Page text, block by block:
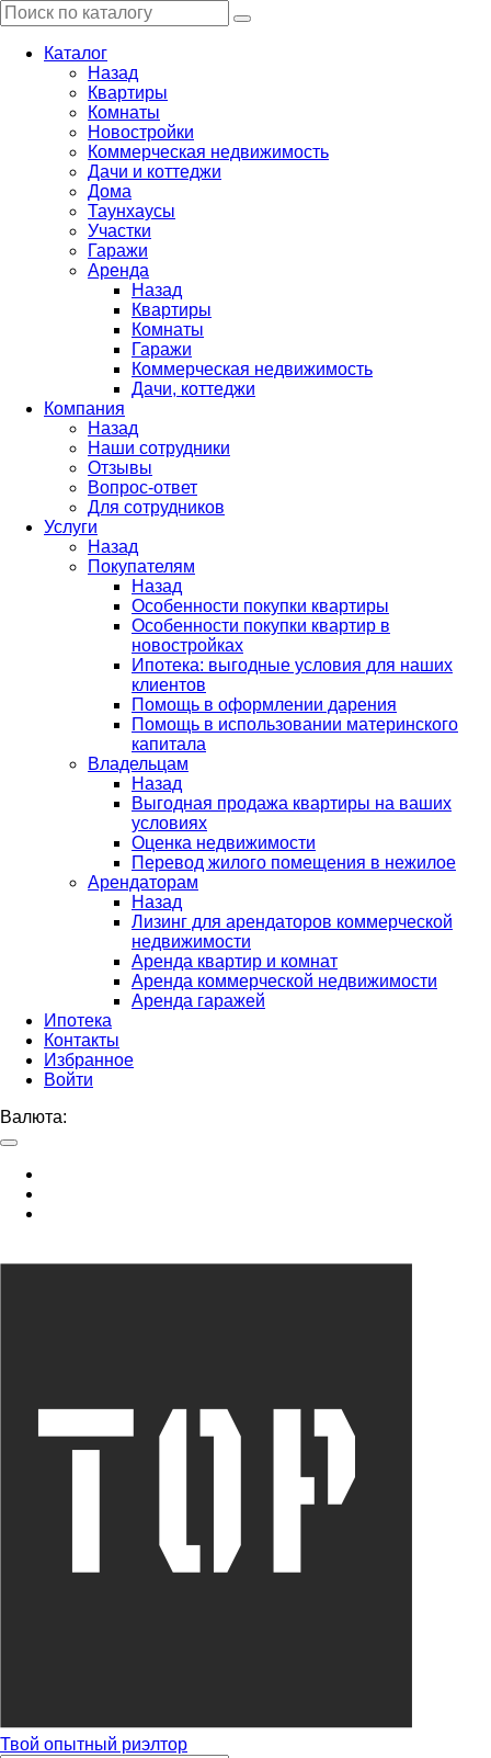
Каталог
Назад
Квартиры
Комнаты
Новостройки
Коммерческая недвижимость
Дачи и коттеджи
Дома
Таунхаусы
Участки
Гаражи
Аренда
Назад
Квартиры
Комнаты
Гаражи
Коммерческая недвижимость
Дачи, коттеджи
Компания
Назад
Наши сотрудники
Отзывы
Вопрос-ответ
Для сотрудников
Услуги
Назад
Покупателям
Назад
Особенности покупки квартиры
Особенности покупки квартир в
новостройках
Ипотека: выгодные условия для наших
клиентов
Помощь в оформлении дарения
Помощь в использовании материнского
капитала
Владельцам
Назад
Выгодная продажа квартиры на ваших
условиях
Оценка недвижимости
Перевод жилого помещения в нежилое
Арендаторам
Назад
Лизинг для арендаторов коммерческой
недвижимости
Аренда квартир и комнат
Аренда коммерческой недвижимости
Аренда гаражей
Ипотека
Контакты
Избранное
Войти
Валюта:
Твой опытный риэлтор